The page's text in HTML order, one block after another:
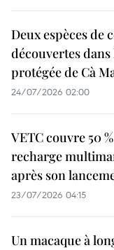
Deux espèces de
découvertes dans
protégée de Cà
24/07/2026 02:00
VETC couvre 50
recharge
après son
23/07/2026 04:15
Un macaque à